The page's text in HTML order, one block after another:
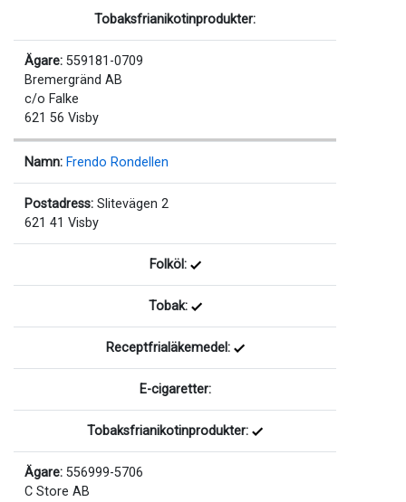
Tobaksfrianikotinprodukter:
Ägare: 559181-0709
Bremergränd AB
c/o Falke
621 56 Visby
Namn: Frendo Rondellen
Postadress: Slitevägen 2
621 41 Visby
Folköl:
Tobak:
Receptfrialäkemedel:
E-cigaretter:
Tobaksfrianikotinprodukter:
Ägare: 556999-5706
C Store AB